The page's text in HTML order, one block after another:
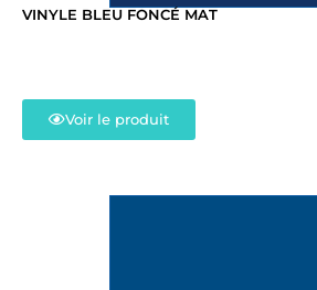
VINYLE BLEU FONCÉ MAT
Voir le produit